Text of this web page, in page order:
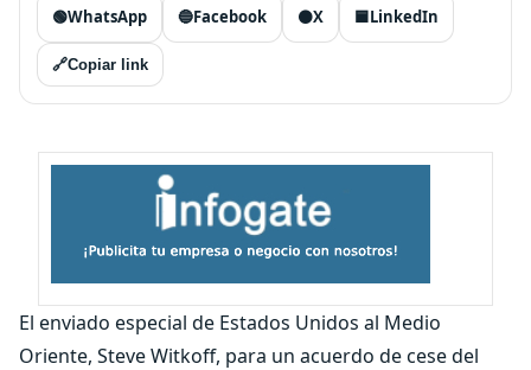
🟢WhatsApp 🔵Facebook ⚫X 🟦LinkedIn
🔗Copiar link
El enviado especial de Estados Unidos al Medio
Oriente, Steve Witkoff, para un acuerdo de cese del